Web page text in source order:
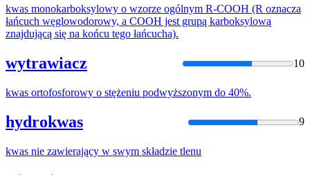
kwas monokarboksylowy o wzorze ogólnym R-COOH (R oznacza
łańcuch węglowodorowy, a COOH jest grupą karboksylową
znajdującą się na końcu tego łańcucha).
wytrawiacz 10
kwas ortofosforowy o stężeniu podwyższonym do 40%.
hydrokwas 9
kwas nie zawierający w swym składzie tlenu